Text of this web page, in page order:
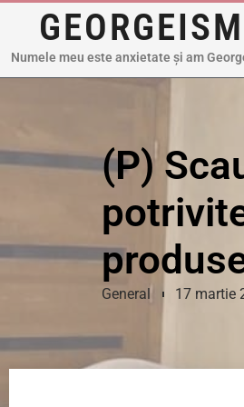
Numele meu este anxietate și am
(P)
General 17 martie